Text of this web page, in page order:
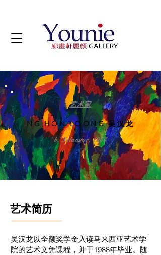
艺术家
NG HON LOONG 吴汉龙
b. Selangor, 1964
艺术简历
吴汉龙以全额奖学金入读马来西亚艺术学
院的艺术文凭课程，并于1988年毕业。随